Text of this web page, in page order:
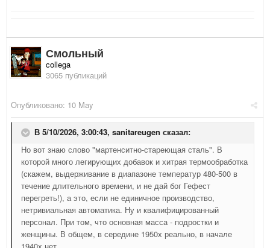
Смольный
collega
3065 публикаций
Опубликовано: 10 May
В 5/10/2026, 3:00:43, sanitareugen сказал:
Но вот знаю слово "мартенситно-стареющая сталь". В
которой много легирующих добавок и хитрая термообработка
(скажем, выдерживание в диапазоне температур 480-500 в
течение длительного времени, и не дай бог Гефест
перегреть!), а это, если не единичное производство,
нетривиальная автоматика. Ну и квалифицированный
персонал. При том, что основная масса - подростки и
женщины. В общем, в середине 1950х реально, в начале